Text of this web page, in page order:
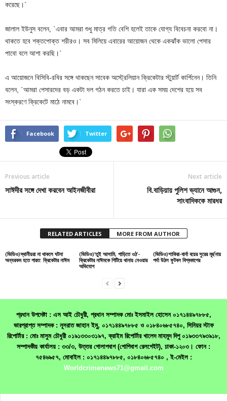
করেছে।`
জালাল ইউনুস বলেন, `এবার আমরা শুধু মাত্র গতি বেশি হলেই তাকে যোগ্য বিবেচনা করবো না।
থাকতে হবে শক্তপোক্ত শরীরও। সব মিলিয়ে এবারের আয়োজন থেকে একঝাঁক ভালো পেসার
পাবো বলে আশা করছি।`
এ আয়োজনে বিসিবি-রবির সঙ্গে থাকছেন সাবেক অস্ট্রেলিয়ান ক্রিকেটার স্টুয়ার্ট কার্পিনেন। তিনি
বলেন, `আমরা পেসারদের বড় একটা দল গঠন করতে চাই। যারা এক সময় দেশের হয়ে সব
সংস্করণে ক্রিকেটে মাঠে নামবে।`
Facebook Twitter
Previous article
সাঈদীর সঙ্গে দেখা করবেন আইনজীবীরা
Next article
বি.বাড়িয়ায় পুলিশ ভ্যানে আগুন,
সাংবাদিককে মারধর
RELATED ARTICLES MORE FROM AUTHOR
(ভিডিও)স্থানীয়রা না থাকলে ঘটনা
অন্যরকম হতে পারত: ক্রিকেটার নাঈম
(ভিডিও)‘তুই আসামি, গাড়িতে ওঠ’-
ক্রিকেটার নাঈমকে পিটিয়ে থানায় নেওয়ার
অভিযোগ
(ভিডিও)শাকিরা-বার্না বয়ের সুরের মূর্ছনায়
পর্দা উঠল ফুটবল বিশ্বকাপের
প্রধান উপদেষ্টা : এস আই চৌধুরী, প্রধান সম্পাদক মোঃ ইসমাইল হোসেন ০১৭১৪৪৯৭৮৮৫,
ভারপ্রাপ্ত সম্পাদক : নূসরাত জাহান ইমু, ০১৭১৪৪৯৭৮৮৫ ও ০১৮৪০৬৮৫৭৪০, সিনিয়র স্টাফ
রিপোর্টার : মোঃ মাসুম চৌধুরী ০১৯১৩৩০৩১৯৭, ক্রাইম রিপোর্টার খালেদ মাহমুদ দিপু ০১৯৩৩৭৯৩৯১৮,
সম্পাদকীয় কার্যালয় : ৩৩/৩, উত্তর গোলাপবাগ (গোপিবাগ রেলগেইট), ঢাকা-১২০৩। ফোন :
৭৫৪৬৯৫৭, মোবাইল : ০১৭১৪৪৯৭৮৮৫, ০১৮৪০৬৮৫৭৪০ , ই-মেইল :
Worldcrimenews71@gmail.com